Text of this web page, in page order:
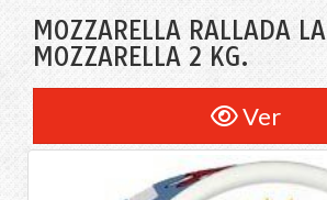
MOZZARELLA RALLADA LA
MOZZARELLA 2 KG.
Ver